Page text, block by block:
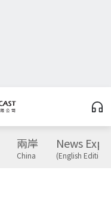
兩岸
China
News
(English Edition)